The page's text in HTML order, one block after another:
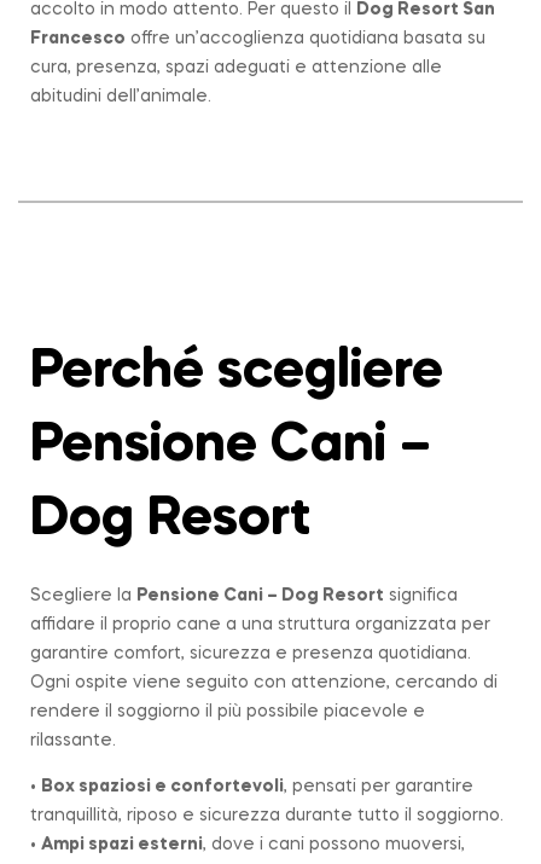
accolto in modo attento. Per questo il
Dog Resort San
Francesco offre un’accoglienza quotidiana basata su
cura, presenza, spazi adeguati e attenzione alle
abitudini dell’animale.
Perché scegliere
Pensione Cani –
Dog Resort
Scegliere la Pensione Cani – Dog Resort significa
affidare il proprio cane a una struttura organizzata per
garantire comfort, sicurezza e presenza quotidiana.
Ogni ospite viene seguito con attenzione, cercando di
rendere il soggiorno il più possibile piacevole e
rilassante.
• Box spaziosi e confortevoli, pensati per garantire
tranquillità, riposo e sicurezza durante tutto il soggiorno.
• Ampi spazi esterni, dove i cani possono muoversi,